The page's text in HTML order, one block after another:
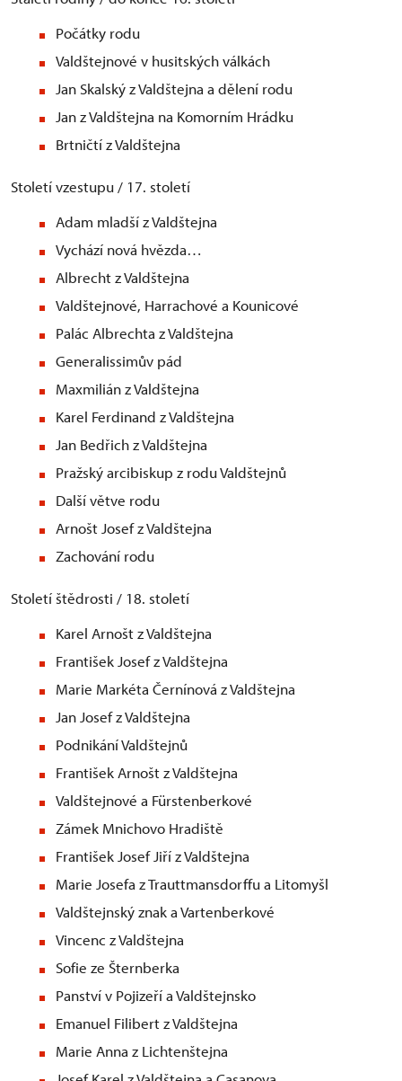
Počátky rodu
Valdštejnové v husitských válkách
Jan Skalský z Valdštejna a dělení rodu
Jan z Valdštejna na Komorním Hrádku
Brtničtí z Valdštejna
Století vzestupu / 17. století
Adam mladší z Valdštejna
Vychází nová hvězda…
Albrecht z Valdštejna
Valdštejnové, Harrachové a Kounicové
Palác Albrechta z Valdštejna
Generalissimův pád
Maxmilián z Valdštejna
Karel Ferdinand z Valdštejna
Jan Bedřich z Valdštejna
Pražský arcibiskup z rodu Valdštejnů
Další větve rodu
Arnošt Josef z Valdštejna
Zachování rodu
Století štědrosti / 18. století
Karel Arnošt z Valdštejna
František Josef z Valdštejna
Marie Markéta Černínová z Valdštejna
Jan Josef z Valdštejna
Podnikání Valdštejnů
František Arnošt z Valdštejna
Valdštejnové a Fürstenberkové
Zámek Mnichovo Hradiště
František Josef Jiří z Valdštejna
Marie Josefa z Trauttmansdorffu a Litomyšl
Valdštejnský znak a Vartenberkové
Vincenc z Valdštejna
Sofie ze Šternberka
Panství v Pojizeří a Valdštejnsko
Emanuel Filibert z Valdštejna
Marie Anna z Lichtenštejna